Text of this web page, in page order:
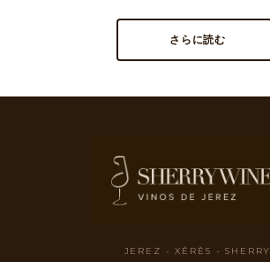
さらに読む
JEREZ - XÉRÈS - SHERRY